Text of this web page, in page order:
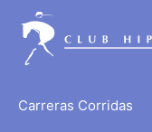
Carreras Corridas